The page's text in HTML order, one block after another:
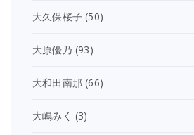
大久保桜子 (50)
大原優乃 (93)
大和田南那 (66)
大嶋みく (3)